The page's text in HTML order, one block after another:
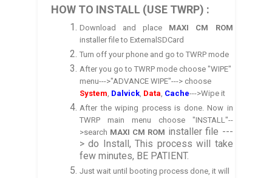
HOW TO INSTALL (USE TWRP) :
Download and place MAXI CM ROM
installer file to ExternalSDCard
Turn off your phone and go to TWRP mode
After you go to TWRP mode choose "WIPE"
menu--->"ADVANCE WIPE"---> choose
System, Dalvick, Data, Cache--->Wipe it
After the wiping process is done. Now in
TWRP main menu choose "INSTALL"--
>search MAXI CM ROM installer file ---
> do Install, This process will take
few minutes, BE PATIENT.
Just wait until booting process done, it will